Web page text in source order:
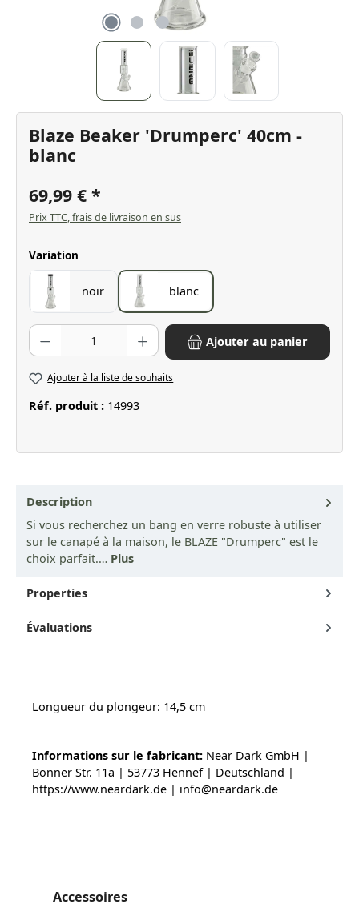
Blaze Beaker 'Drumperc' 40cm -
blanc
69,99 €
Prix TTC, frais de livraison en sus
Sélectionnez
Variation
noir blanc
Quantité de produit : Entrez la quantité souhaitée ou utilisez les
Ajouter au panier
Ajouter à la liste de souhaits
Réf. produit : 14993
Description
Si vous recherchez un bang en verre robuste à utiliser
sur le canapé à la maison, le BLAZE "Drumperc" est le
choix parfait.… Plus
Properties
Évaluations
Longueur du plongeur: 14,5 cm
Informations sur le fabricant: Near Dark GmbH |
Bonner Str. 11a | 53773 Hennef | Deutschland |
https://www.neardark.de | info@neardark.de
Ignorer la galerie de produits
Accessoires